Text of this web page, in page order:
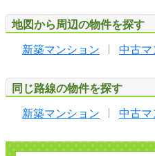
地図から周辺の物件を探す
新築マンション 中古マ
同じ路線の物件を探す
新築マンション 中古マ